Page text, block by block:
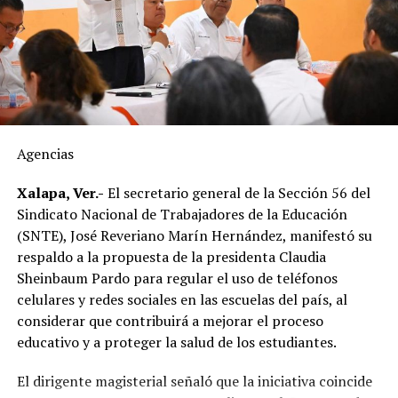
como Veracruz, por lo que el tiempo de traslado puede
influir en sus condiciones de conservación si no se
mantiene la temperatura adecuada.
El dirigente sostuvo que México cuenta con la capacidad
suficiente para abastecer la demanda nacional, por lo
que consideró innecesaria la importación de este
En ese sentido, exhortó a la población a revisar el origen
del huevo antes de comprarlo y dar preferencia al
producto nacional, al asegurar que ofrece mayor
frescura y calidad, además de respaldar la economía de
miles de familias dedicadas a la actividad avícola.
Finalmente, destacó que entre Veracruz y Puebla
operan ocho empresas productoras con más de 350
granjas avícolas, las cuales representan una importante
Agencias
Xalapa, Ver.- El secretario general de la Sección 56 del
Sindicato Nacional de Trabajadores de la Educación
(SNTE), José Reveriano Marín Hernández, manifestó su
respaldo a la propuesta de la presidenta Claudia
Sheinbaum Pardo para regular el uso de teléfonos
celulares y redes sociales en las escuelas del país, al
considerar que contribuirá a mejorar el proceso
educativo y a proteger la salud de los estudiantes.
El dirigente magisterial señaló que la iniciativa coincide